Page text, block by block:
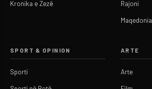
Kronika e Zezë Rajoni
Maqedonia
SPORT & OPINION
Sporti
ARTE
Arte